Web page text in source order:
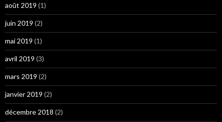
août 2019 (1)
juin 2019 (2)
mai 2019 (1)
avril 2019 (3)
mars 2019 (2)
janvier 2019 (2)
décembre 2018 (2)